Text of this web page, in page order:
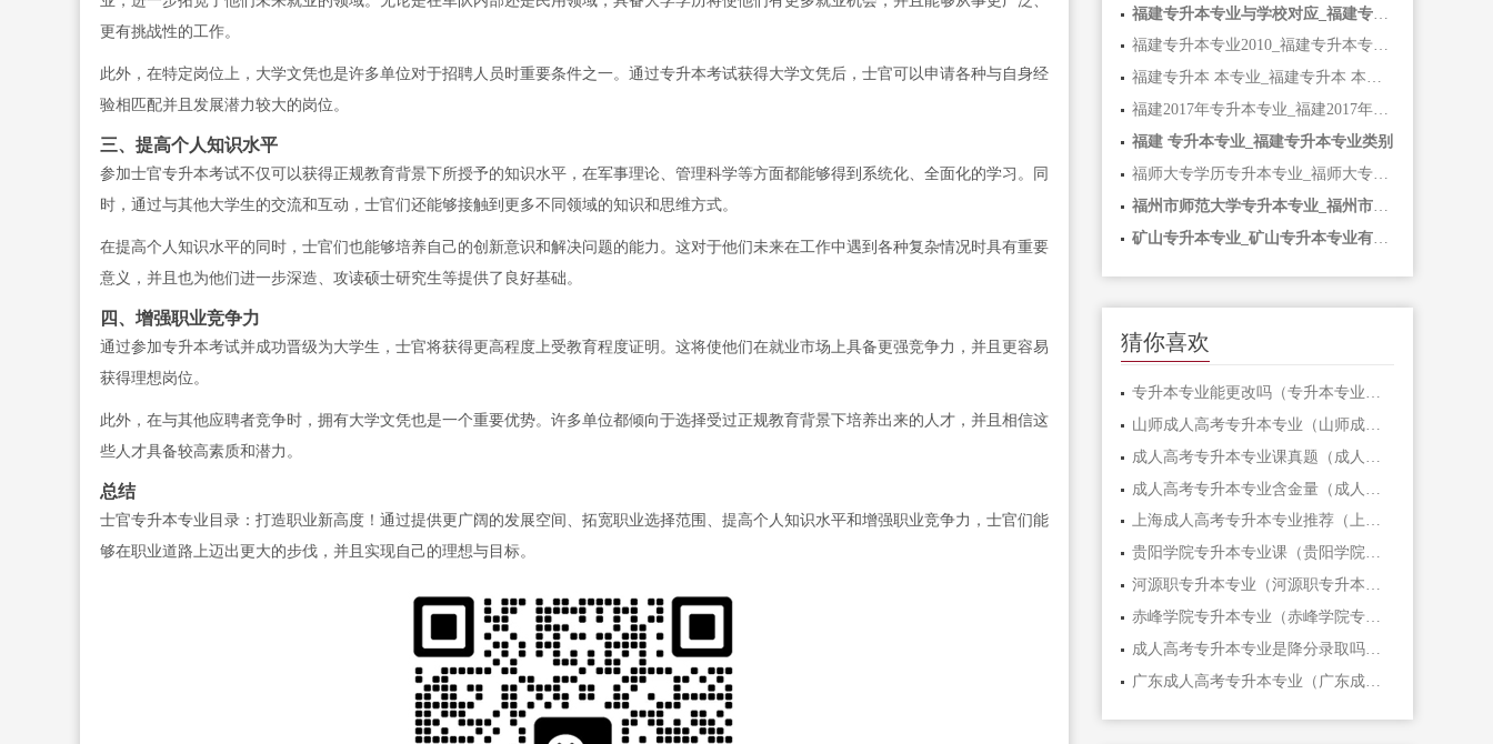
更有挑战性的工作。
此外，在特定岗位上，大学文凭也是许多单位对于招聘人员时重要条件之一。通过专升本考试获得大学文凭后，士官可以申请各种与自身经
验相匹配并且发展潜力较大的岗位。
三、提高个人知识水平
参加士官专升本考试不仅可以获得正规教育背景下所授予的知识水平，在军事理论、管理科学等方面都能够得到系统化、全面化的学习。同
时，通过与其他大学生的交流和互动，士官们还能够接触到更多不同领域的知识和思维方式。
在提高个人知识水平的同时，士官们也能够培养自己的创新意识和解决问题的能力。这对于他们未来在工作中遇到各种复杂情况时具有重要
意义，并且也为他们进一步深造、攻读硕士研究生等提供了良好基础。
四、增强职业竞争力
通过参加专升本考试并成功晋级为大学生，士官将获得更高程度上受教育程度证明。这将使他们在就业市场上具备更强竞争力，并且更容易
获得理想岗位。
此外，在与其他应聘者竞争时，拥有大学文凭也是一个重要优势。许多单位都倾向于选择受过正规教育背景下培养出来的人才，并且相信这
些人才具备较高素质和潜力。
总结
士官专升本专业目录：打造职业新高度！通过提供更广阔的发展空间、拓宽职业选择范围、提高个人知识水平和增强职业竞争力，士官们能
够在职业道路上迈出更大的步伐，并且实现自己的理想与目标。
福建专升本专业与学校对应_福建专升本专业与学校对应吗
福建专升本专业2010_福建专升本专业2023
福建专升本 本专业_福建专升本 本专业有哪些
福建2017年专升本专业_福建2017年专升本专业有哪些
福建 专升本专业_福建专升本专业类别
福师大专学历专升本专业_福师大专学历专升本专业有哪些
福州市师范大学专升本专业_福州市师范大学专升本专业有哪些
矿山专升本专业_矿山专升本专业有哪些
猜你喜欢
山师成人高考专升本专业（山师成人高考专升本，聚焦专业培养）
上海成人高考专升本专业推荐（上海成人高考专升本，精选专业推荐）
贵阳学院专升本专业课（贵阳学院专升本专业课全面解析）
河源职专升本专业（河源职专升本，开启你的职业新征程！）
赤峰学院专升本专业（赤峰学院专升本专业，开启你的职场新征程）
成人高考专升本专业是降分录取吗（成人高考专升本：降分录取，你需要知道的事项）
广东成人高考专升本专业（广东成人高考专升本，探索职业新天地！）